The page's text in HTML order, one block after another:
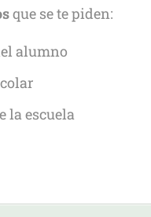
que se te piden:
alumno
la escuela